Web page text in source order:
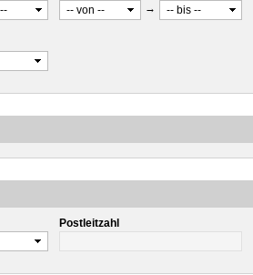
→
Postleitzahl